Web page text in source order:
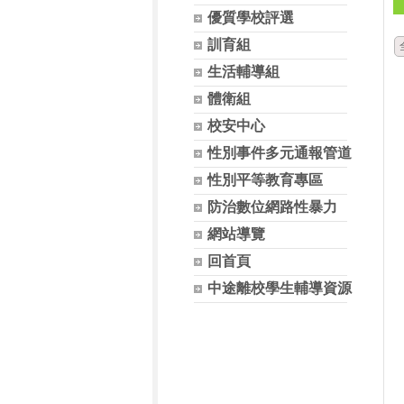
優質學校評選
訓育組
生活輔導組
體衛組
校安中心
性別事件多元通報管道
性別平等教育專區
防治數位網路性暴力
網站導覽
回首頁
中途離校學生輔導資源